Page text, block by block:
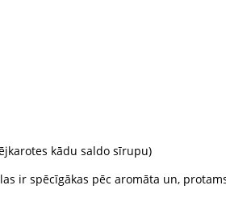
kādu saldo sīrupu)
ir spēcīgākas pēc aromāta un,